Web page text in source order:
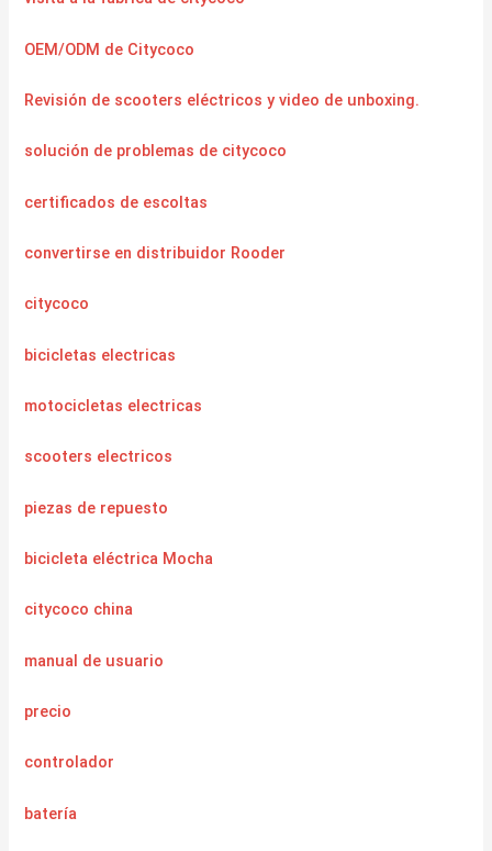
OEM/ODM de Citycoco
Revisión de scooters eléctricos y video de unboxing.
solución de problemas de citycoco
certificados de escoltas
convertirse en distribuidor Rooder
citycoco
bicicletas electricas
motocicletas electricas
scooters electricos
piezas de repuesto
bicicleta eléctrica Mocha
citycoco china
manual de usuario
precio
controlador
batería